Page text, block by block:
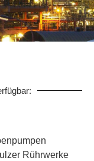
Rührwerke